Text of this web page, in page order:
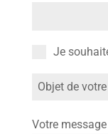
Je
Objet de
Votre message